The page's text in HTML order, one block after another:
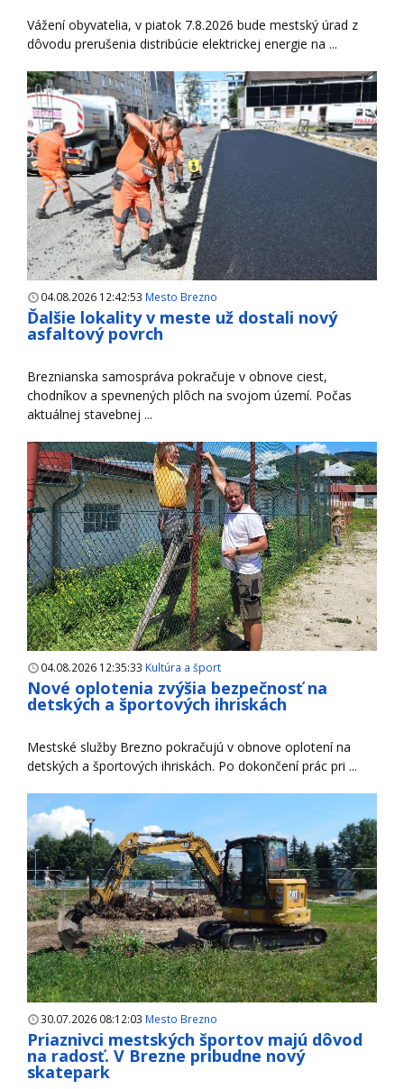
Vážení obyvatelia, v piatok 7.8.2026 bude mestský úrad z
dôvodu prerušenia distribúcie elektrickej energie na ...
04.08.2026 12:42:53 Mesto Brezno
Ďalšie lokality v meste už dostali nový
asfaltový povrch
Breznianska samospráva pokračuje v obnove ciest,
chodníkov a spevnených plôch na svojom území. Počas
aktuálnej stavebnej ...
04.08.2026 12:35:33 Kultúra a šport
Nové oplotenia zvýšia bezpečnosť na
detských a športových ihriskách
Mestské služby Brezno pokračujú v obnove oplotení na
detských a športových ihriskách. Po dokončení prác pri ...
30.07.2026 08:12:03 Mesto Brezno
Priaznivci mestských športov majú dôvod
na radosť. V Brezne pribudne nový
skatepark